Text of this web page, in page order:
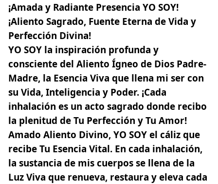
¡Amada y Radiante Presencia YO SOY!
¡Aliento Sagrado, Fuente Eterna de Vida y
Perfección Divina!
YO SOY la inspiración profunda y
consciente del Aliento Ígneo de Dios Padre-
Madre, la Esencia Viva que llena mi ser con
su Vida, Inteligencia y Poder. ¡Cada
inhalación es un acto sagrado donde recibo
la plenitud de Tu Perfección y Tu Amor!
Amado Aliento Divino, YO SOY el cáliz que
recibe Tu Esencia Vital. En cada inhalación,
la sustancia de mis cuerpos se llena de la
Luz Viva que renueva, restaura y eleva cada